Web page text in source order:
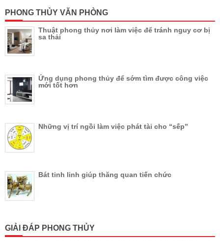
PHONG THỦY VĂN PHÒNG
Thuật phong thủy nơi làm việc để tránh nguy cơ bị
sa thải
Ứng dụng phong thủy để sớm tìm được công việc
mới tốt hơn
Những vị trí ngồi làm việc phát tài cho “sếp”
Bát tinh linh giúp thăng quan tiến chức
GIẢI ĐÁP PHONG THỦY